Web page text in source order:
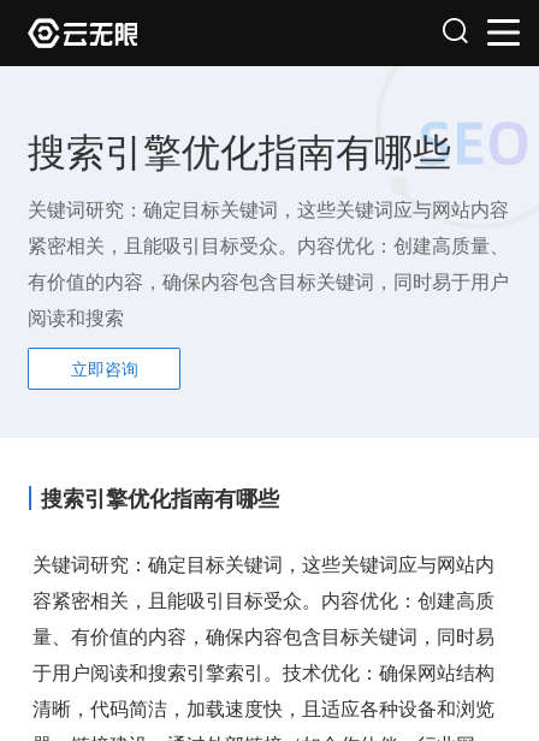
搜索引擎优化指南有哪些
关键词研究：确定目标关键词，这些关键词应与网站内容
紧密相关，且能吸引目标受众。内容优化：创建高质量、
有价值的内容，确保内容包含目标关键词，同时易于用户
阅读和搜索
立即咨询
搜索引擎优化指南有哪些
关键词研究：确定目标关键词，这些关键词应与网站内
容紧密相关，且能吸引目标受众。内容优化：创建高质
量、有价值的内容，确保内容包含目标关键词，同时易
于用户阅读和搜索引擎索引。技术优化：确保网站结构
清晰，代码简洁，加载速度快，且适应各种设备和浏览